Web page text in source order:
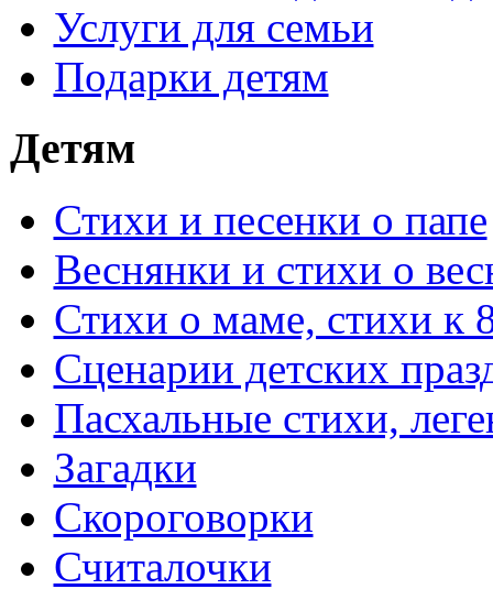
Услуги для семьи
Подарки детям
Детям
Стихи и песенки о папе
Веснянки и стихи о
Стихи о маме, стихи к
Сценарии детских
Пасхальные стихи,
Загадки
Скороговорки
Считалочки